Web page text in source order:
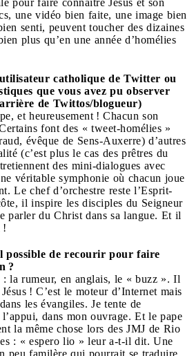
une vidéo bien faite, une image bien
senti, peuvent toucher des dizaines
plus qu’en une année d’homélies
catholique de Twitter ou
que vous avez pu observer
de Twittos/blogueur)
et heureusement ! Chacun son
font des « tweet-homélies »
évêque de Sens-Auxerre) d’autres
(c’est plus le cas des prêtres du
des mini-dialogues avec
véritable symphonie où chacun joue
Le chef d’orchestre reste l’Esprit-
il inspire les disciples du Seigneur
parler du Christ dans sa langue. Et il
!
possible de recourir pour faire
?
: la rumeur, en anglais, le « buzz ». Il
! C’est le moteur d’Internet mais
les évangiles. Je tente de
dans mon ouvrage. Et le pape
la même chose lors des JMJ de Rio
: « espero lio » leur a-t-il dit. Une
peu familère qui pourrait se traduire